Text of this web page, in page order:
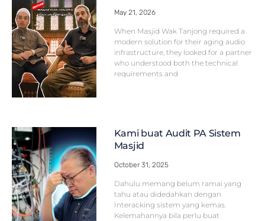
May 21, 2026
When Masjid Wak Tanjong required a
modern solution for their aging audio
infrastructure, they looked for a partner
who understood both the technical
requirements and
Kami buat Audit PA Sistem
Masjid
October 31, 2025
Dahulu memang belum ramai yang
tahu atau didedahkan dengan
Interacking sistem yang kemas.
Kelemahannya bila perlu buat